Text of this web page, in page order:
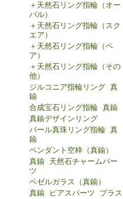
＋天然石リング指輪（オー
バル）
＋天然石リング指輪（スク
エア）
＋天然石リング指輪（ペ
ア）
＋天然石リング指輪（その
他）
ジルコニア指輪リング 真
鍮
合成宝石リング指輪 真鍮
真鍮デザインリング
パール真珠リング指輪 真
鍮
ペンダント空枠（真鍮）
真鍮 天然石チャームパー
ツ
ベゼルガラス（真鍮）
真鍮 ピアスパーツ ブラス